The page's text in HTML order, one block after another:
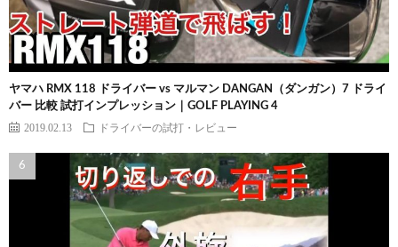
ヤマハ RMX 118 ドライバー vs マルマン DANGAN（ダンガン）7 ドライ
バー 比較 試打インプレッション｜GOLF PLAYING 4
2019.02.13 ドライバーの試打・レビュー